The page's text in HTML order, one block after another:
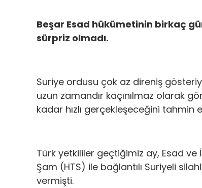
Beşar Esad hükümetinin birkaç
sürpriz olmadı.
Suriye ordusu çok az direniş
uzun zamandır kaçınılmaz olarak
kadar hızlı gerçekleşeceğini tahmin
Türk yetkililer geçtiğimiz ay, Esad
Şam (HTS) ile bağlantılı Suriyeli
vermişti.